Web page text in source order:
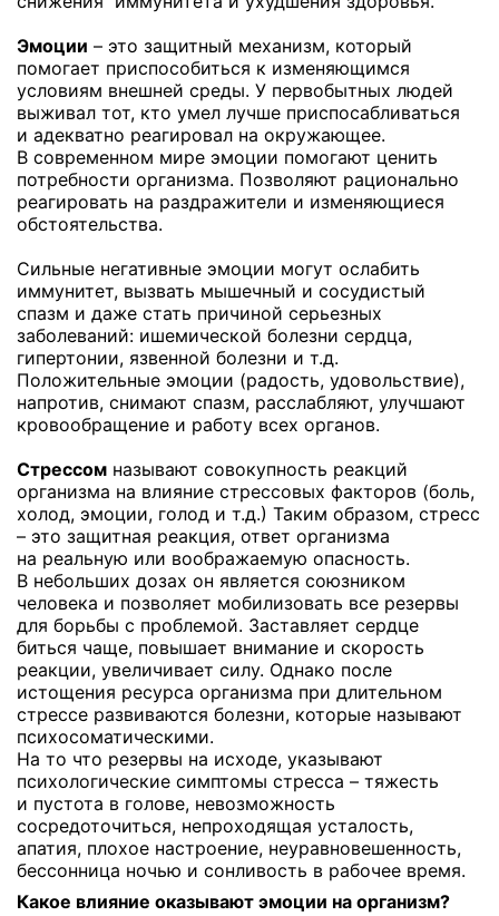
Эмоции – это защитный механизм, который
помогает приспособиться к изменяющимся
условиям внешней среды. У первобытных людей
выживал тот, кто умел лучше приспосабливаться
и адекватно реагировал на окружающее.
В современном мире эмоции помогают ценить
потребности организма. Позволяют рационально
реагировать на раздражители и изменяющиеся
обстоятельства.
Сильные негативные эмоции могут ослабить
иммунитет, вызвать мышечный и сосудистый
спазм и даже стать причиной серьезных
заболеваний: ишемической болезни сердца,
гипертонии, язвенной болезни и т.д.
Положительные эмоции (радость, удовольствие),
напротив, снимают спазм, расслабляют, улучшают
кровообращение и работу всех органов.
Стрессом называют совокупность реакций
организма на влияние стрессовых факторов (боль,
холод, эмоции, голод и т.д.) Таким образом, стресс
– это защитная реакция, ответ организма
на реальную или воображаемую опасность.
В небольших дозах он является союзником
человека и позволяет мобилизовать все резервы
для борьбы с проблемой. Заставляет сердце
биться чаще, повышает внимание и скорость
реакции, увеличивает силу. Однако после
истощения ресурса организма при длительном
стрессе развиваются болезни, которые называют
психосоматическими.
На то что резервы на исходе, указывают
психологические симптомы стресса – тяжесть
и пустота в голове, невозможность
сосредоточиться, непроходящая усталость,
апатия, плохое настроение, неуравновешенность,
бессонница ночью и сонливость в рабочее время.
Какое влияние оказывают эмоции на организм?